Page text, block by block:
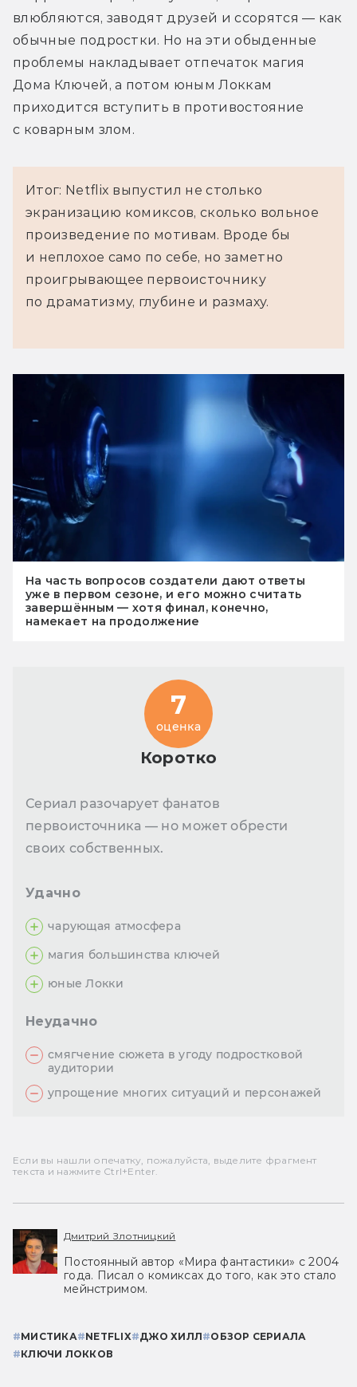
влюбляются, заводят друзей и ссорятся — как
обычные подростки. Но на эти обыденные
проблемы накладывает отпечаток магия
Дома Ключей, а потом юным Локкам
приходится вступить в противостояние
с коварным злом.
Итог: Netflix выпустил не столько
экранизацию комиксов, сколько вольное
произведение по мотивам. Вроде бы
и неплохое само по себе, но заметно
проигрывающее первоисточнику
по драматизму, глубине и размаху.
На часть вопросов создатели дают ответы
уже в первом сезоне, и его можно считать
завершённым — хотя финал, конечно,
намекает на продолжение
Коротко
7
оценка
Сериал разочарует фанатов
первоисточника — но может обрести
своих собственных.
Удачно
чарующая атмосфера
магия большинства ключей
юные Локки
Неудачно
смягчение сюжета в угоду подростковой
аудитории
упрощение многих ситуаций и персонажей
Если вы нашли опечатку, пожалуйста, выделите фрагмент
текста и нажмите Ctrl+Enter.
Дмитрий Злотницкий
Постоянный автор «Мира фантастики» с 2004
года. Писал о комиксах до того, как это стало
мейнстримом.
#МИСТИКА#NETFLIX#ДЖО ХИЛЛ#ОБЗОР СЕРИАЛА
#КЛЮЧИ ЛОККОВ